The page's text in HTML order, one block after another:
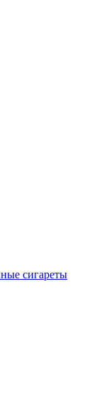
сигареты